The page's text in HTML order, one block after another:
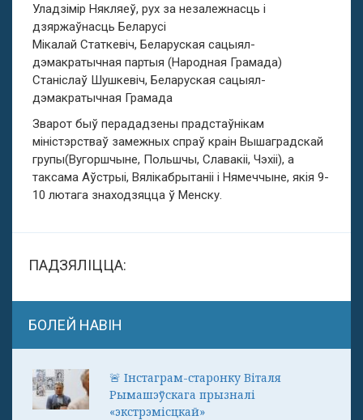
Уладзімір Някляеў, рух за незалежнасць і
дзяржаўнасць Беларусі
Мікалай Статкевіч, Беларуская сацыял-
дэмакратычная партыя (Народная Грамада)
Станіслаў Шушкевіч, Беларуская сацыял-
дэмакратычная Грамада
Зварот быў перададзены прадстаўнікам
міністэрстваў замежных спраў краін Вышаградскай
групы(Вугоршчыне, Польшчы, Славакіі, Чэхіі), а
таксама Аўстрыі, Вялікабрытаніі і Нямеччыне, якія 9-
10 лютага знаходзяцца ў Менску.
ПАДЗЯЛІЦЦА:
БОЛЕЙ НАВІН
🚨 Інстаграм-старонку Віталя
Рымашэўскага прызналі
«экстрэмісцкай»